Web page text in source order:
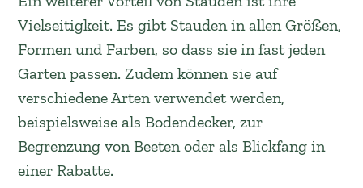
Vielseitigkeit. Es gibt Stauden in allen Größen,
Formen und Farben, so dass sie in fast jeden
Garten passen. Zudem können sie auf
verschiedene Arten verwendet werden,
beispielsweise als Bodendecker, zur
Begrenzung von Beeten oder als Blickfang in
einer Rabatte.